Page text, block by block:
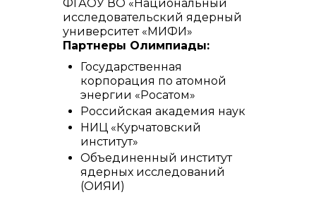
ФГАОУ ВО «Национальный
исследовательский ядерный
университет «МИФИ»
Партнеры Олимпиады:
Государственная
корпорация по атомной
энергии «Росатом»
Российская академия наук
НИЦ «Курчатовский
институт»
Объединенный институт
ядерных исследований
(ОИЯИ)